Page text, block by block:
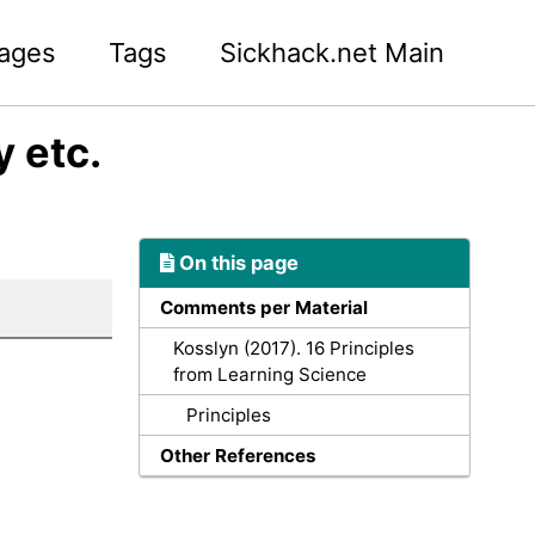
Tags Sickhack.net Main
etc.
On this page
Comments per Material
Kosslyn (2017). 16 Principles
from Learning Science
Principles
Other References